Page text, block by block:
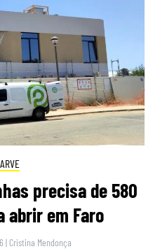
precisa de 580
abrir em Faro
| Cristina Mendonça